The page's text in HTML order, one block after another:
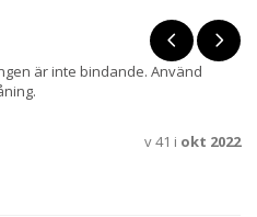
är inte bindande. Använd
v 41 i okt 2022